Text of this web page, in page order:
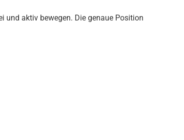
und aktiv bewegen. Die genaue Position